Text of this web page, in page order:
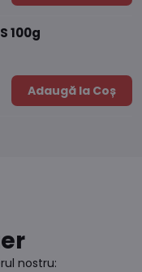
100g
Adaugă la Coș
nostru: